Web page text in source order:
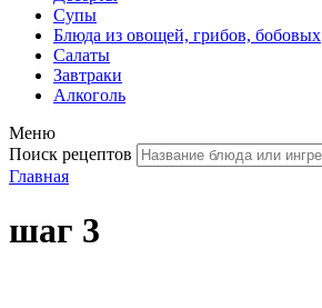
Супы
Блюда из овощей, грибов, бобовых
Салаты
Завтраки
Алкоголь
Меню
Поиск рецептов
Главная
шаг 3